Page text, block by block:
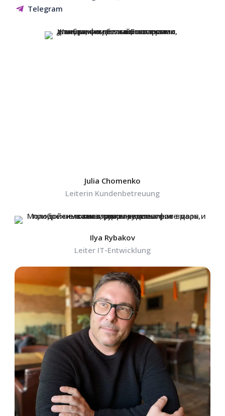
Telegram
Julia Chomenko
Leiterin Kundenbetreuung
Ilya Rybakov
Leiter IT-Entwicklung